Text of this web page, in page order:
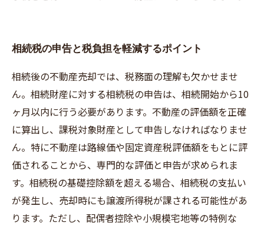
相続税の申告と税負担を軽減するポイント
相続後の不動産売却では、税務面の理解も欠かせませ
ん。相続財産に対する相続税の申告は、相続開始から10
ヶ月以内に行う必要があります。不動産の評価額を正確
に算出し、課税対象財産として申告しなければなりませ
ん。特に不動産は路線価や固定資産税評価額をもとに評
価されることから、専門的な評価と申告が求められま
す。相続税の基礎控除額を超える場合、相続税の支払い
が発生し、売却時にも譲渡所得税が課される可能性があ
ります。ただし、配偶者控除や小規模宅地等の特例な